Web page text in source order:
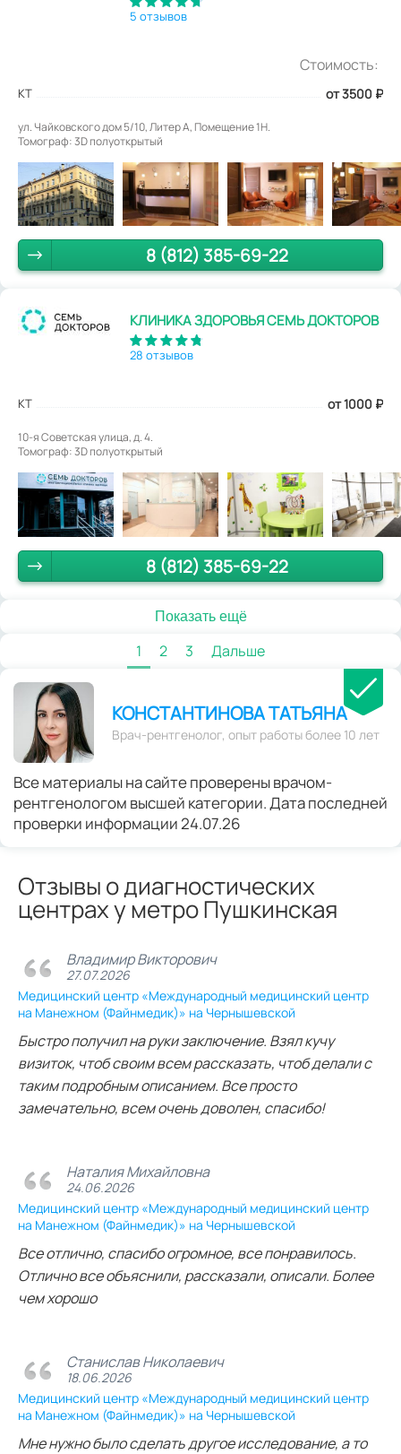
5 отзывов
Стоимость:
КТ от 3500 ₽
ул. Чайковского дом 5/10, Литер А, Помещение 1Н.
Томограф: 3D полуоткрытый
8 (812) 385-69-22
КЛИНИКА ЗДОРОВЬЯ СЕМЬ ДОКТОРОВ
28 отзывов
КТ от 1000 ₽
10-я Советская улица, д. 4.
Томограф: 3D полуоткрытый
8 (812) 385-69-22
Показать ещё
1 2 3 Дальше
КОНСТАНТИНОВА ТАТЬЯНА
Врач-рентгенолог, опыт работы более 10 лет
Все материалы на сайте проверены врачом-
рентгенологом высшей категории. Дата последней
проверки информации 24.07.26
Отзывы о диагностических
центрах у метро Пушкинская
Владимир Викторович
27.07.2026
Медицинский центр «Международный медицинский центр
на Манежном (Файнмедик)» на Чернышевской
Быстро получил на руки заключение. Взял кучу
визиток, чтоб своим всем рассказать, чтоб делали с
таким подробным описанием. Все просто
замечательно, всем очень доволен, спасибо!
Наталия Михайловна
24.06.2026
Медицинский центр «Международный медицинский центр
на Манежном (Файнмедик)» на Чернышевской
Все отлично, спасибо огромное, все понравилось.
Отлично все объяснили, рассказали, описали. Более
чем хорошо
Станислав Николаевич
18.06.2026
Медицинский центр «Международный медицинский центр
на Манежном (Файнмедик)» на Чернышевской
Мне нужно было сделать другое исследование, а то